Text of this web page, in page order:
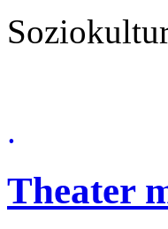
.
Theater